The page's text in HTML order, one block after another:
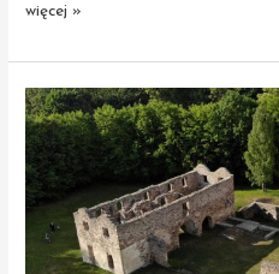
Sędziszów
Parowozownia
więcej »